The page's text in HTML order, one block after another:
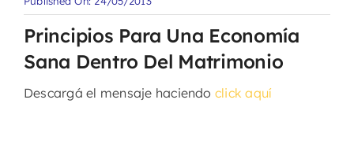
Principios Para Una Economía
Sana Dentro Del Matrimonio
Descargá el mensaje haciendo click aquí